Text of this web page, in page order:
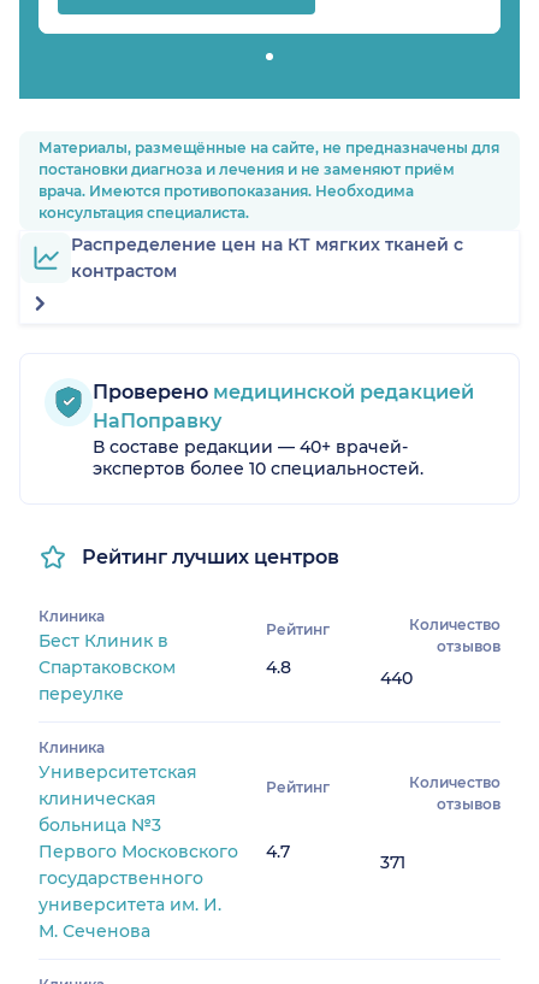
Материалы, размещённые на сайте, не предназначены для
постановки диагноза и лечения и не заменяют приём
врача. Имеются противопоказания. Необходима
консультация специалиста.
Распределение цен на КТ мягких тканей с
контрастом
Проверено медицинской редакцией
НаПоправку
В составе редакции — 40+ врачей-
экспертов более 10 специальностей.
Рейтинг лучших центров
Клиника
Бест Клиник в
Спартаковском
переулке
Рейтинг
4.8
Количество
отзывов
440
Клиника
Университетская
клиническая
больница №3
Первого Московского
государственного
университета им. И.
М. Сеченова
Рейтинг
4.7
Количество
отзывов
371